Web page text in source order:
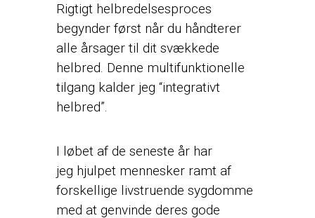
Rigtigt helbredelsesproces
begynder først når du håndterer
alle årsager til dit svækkede
helbred. Denne multifunktionelle
tilgang kalder jeg “integrativt
helbred”.
I løbet af de seneste år har
jeg hjulpet mennesker ramt af
forskellige livstruende sygdomme
med at genvinde deres gode